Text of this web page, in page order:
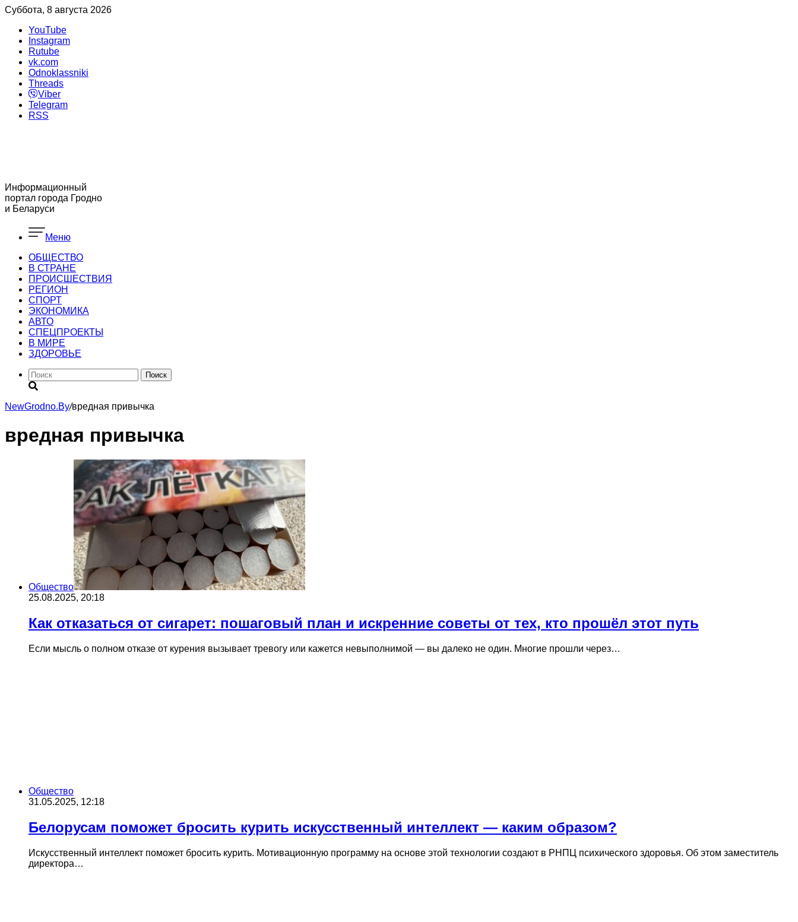
Суббота, 8 августа 2026
YouTube
Instagram
Rutube
vk.com
Odnoklassniki
Threads
Viber
Telegram
RSS
Информационный
портал города Гродно
и Беларуси
Меню
ОБЩЕСТВО
В СТРАНЕ
ПРОИСШЕСТВИЯ
РЕГИОН
CПОРТ
ЭКОНОМИКА
АВТО
СПЕЦПРОЕКТЫ
В МИРЕ
ЗДОРОВЬЕ
Поиск
NewGrodno.By/вредная привычка
вредная привычка
Общество
25.08.2025, 20:18
Как отказаться от сигарет: пошаговый план и искренние советы от тех, кто прошёл этот путь
Если мысль о полном отказе от курения вызывает тревогу или кажется невыполнимой — вы далеко не один. Многие прошли через…
Общество
31.05.2025, 12:18
Белорусам поможет бросить курить искусственный интеллект — каким образом?
Искусственный интеллект поможет бросить курить. Мотивационную программу на основе этой технологии создают в РНПЦ психического здоровья. Об этом заместитель
директора…